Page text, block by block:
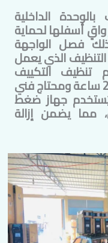
الداخلية
أسفلها لحماية
فصل الواجهة
التنظيف الذي يعمل
تنظيف التكييف
. الثلاجة جهاز شغال 24 ساعة ومحتاج فني
يُستخدم جهاز ضغط
مما يضمن إزالة